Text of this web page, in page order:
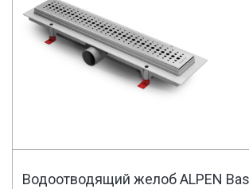
Водоотводящий желоб ALPEN